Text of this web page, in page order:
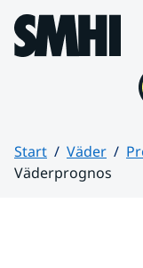
Hoppa till sidans
Start Väder
Väderprognos